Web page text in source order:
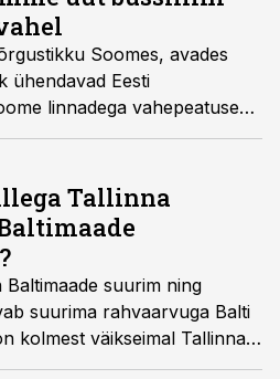
Soomes, avades
ühendavad Eesti
linnadega vahepeatusega
Tallinna
Baltimaade suurim ning
suurima rahvaarvuga Balti
kolmest väikseimal Tallinna
kuidas konkurentidele